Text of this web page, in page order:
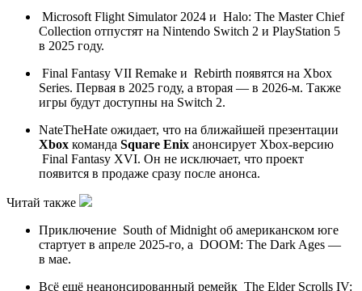
Microsoft Flight Simulator 2024 и Halo: The Master Chief
Collection отпустят на Nintendo Switch 2 и PlayStation 5
в 2025 году.
Final Fantasy VII Remake и Rebirth появятся на Xbox
Series. Первая в 2025 году, а вторая — в 2026-м. Также
игры будут доступны на Switch 2.
NateTheHate ожидает, что на ближайшей презентации
Xbox команда Square Enix анонсирует Xbox-версию
Final Fantasy XVI. Он не исключает, что проект
появится в продаже сразу после анонса.
Читай также
Приключение South of Midnight об американском юге
стартует в апреле 2025-го, а DOOM: The Dark Ages —
в мае.
Всё ещё неанонсированный ремейк The Elder Scrolls IV: